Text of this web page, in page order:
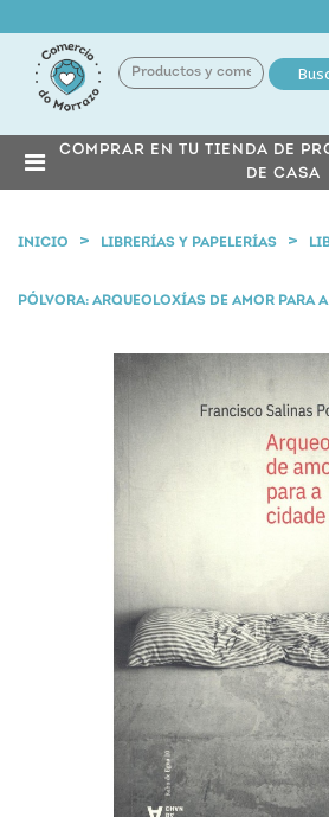
COMPRAR EN TU TIENDA DE
DE CASA
INICIO LIBRERÍAS Y PAPELERÍAS
PÓLVORA: ARQUEOLOXÍAS DE AMOR PARA